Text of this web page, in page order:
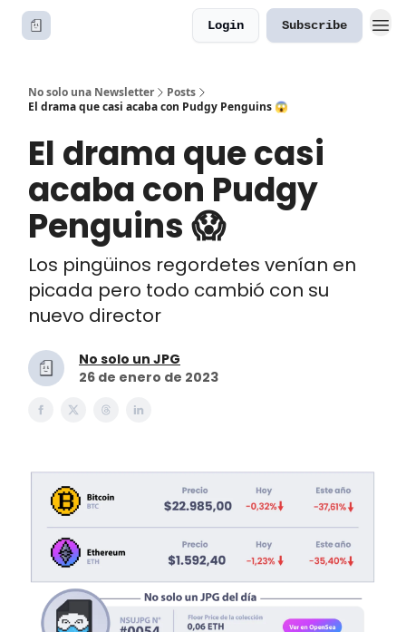
Login Subscribe
No solo una Newsletter
Posts
El drama que casi acaba con Pudgy Penguins 😱
El drama que casi
acaba con Pudgy
Penguins 😱
Los pingüinos regordetes venían en
picada pero todo cambió con su
nuevo director
No solo un JPG
26 de enero de 2023